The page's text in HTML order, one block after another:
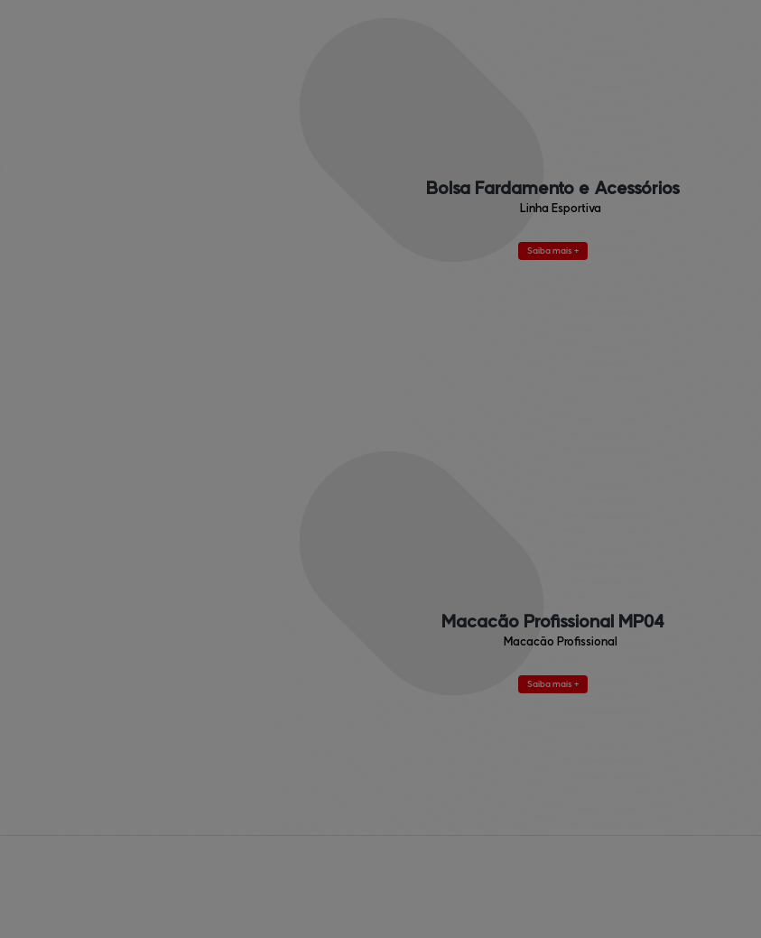
Bolsa Fardamento e Acessórios
Linha Esportiva
Saiba mais +
Macacão Profissional MP04
Macacão Profissional
Saiba mais +